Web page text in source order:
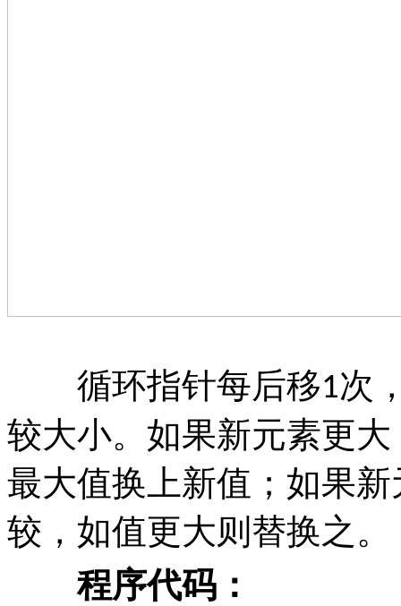
循环指针每后移1次
较大小。如果新元素更
最大值换上新值；如果
较，如值更大则替换之。
程序代码：